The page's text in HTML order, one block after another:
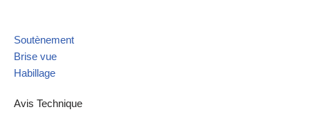
Soutènement
Brise vue
Habillage
Avis Technique